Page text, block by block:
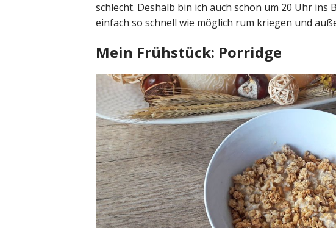
schlecht. Deshalb bin ich auch schon um 20 Uhr ins
einfach so schnell wie möglich rum kriegen und
Mein Frühstück: Porridge